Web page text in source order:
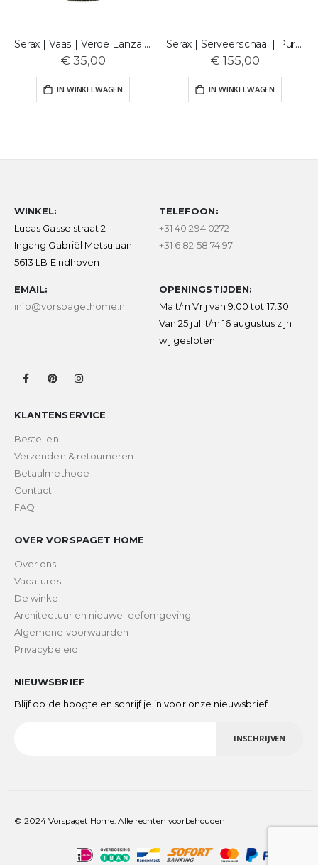
Serax | Vaas | Verde Lanza | M
€ 35,00
IN WINKELWAGEN
Serax | Serveerschaal | Pure | L
€ 155,00
IN WINKELWAGEN
WINKEL:
Lucas Gasselstraat 2
Ingang Gabriël Metsulaan
5613 LB Eindhoven
TELEFOON:
+31 40 294 0272
+31 6 82 58 74 97
EMAIL:
info@vorspagethome.nl
OPENINGSTIJDEN:
Ma t/m Vrij van 9:00 tot 17:30.
Van 25 juli t/m 16 augustus zijn
wij gesloten.
KLANTENSERVICE
Bestellen
Verzenden & retourneren
Betaalmethode
Contact
FAQ
OVER VORSPAGET HOME
Over ons
Vacatures
De winkel
Architectuur en nieuwe leefomgeving
Algemene voorwaarden
Privacybeleid
NIEUWSBRIEF
Blijf op de hoogte en schrijf je in voor onze nieuwsbrief
INSCHRIJVEN
© 2024 Vorspaget Home. Alle rechten voorbehouden